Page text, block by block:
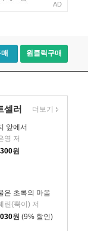
AD
원클릭구매
셀러
앞에서
영 저
원
은 초록의 마음
린(뿍이) 저
원 (9% 할인)
더보기